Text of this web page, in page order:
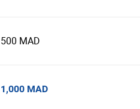
500 MAD
1,000 MAD